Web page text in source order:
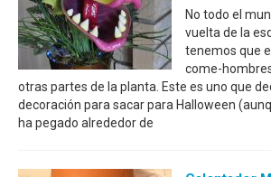
No todo el
vuelta de la
tenemos que
come-
otras partes de la planta. Este es uno que
decoración para sacar para Halloween
ha pegado alrededor de